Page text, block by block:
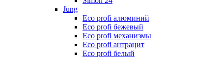
Jung
Eco profi алюминий
Eco profi бежевый
Eco profi механизмы
Eco profi антрацит
Eco profi белый